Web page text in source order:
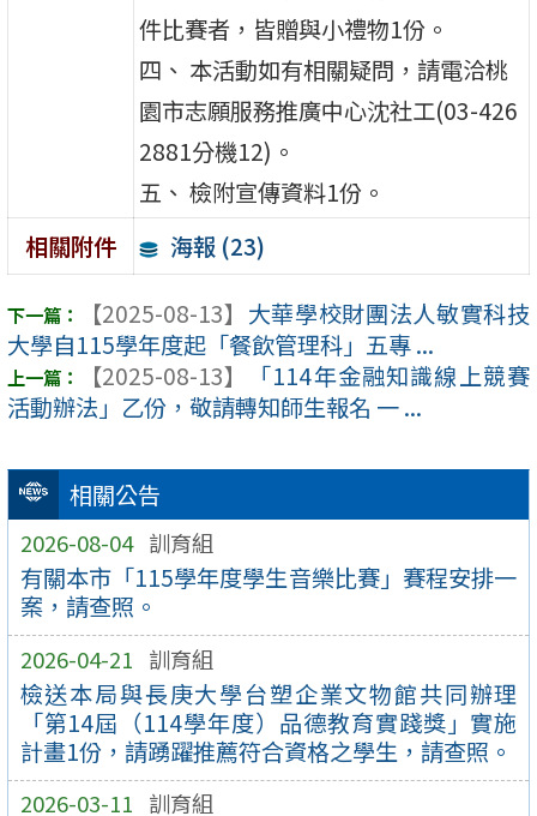
相關公告
2026-08-04 訓育組
有關本市「115學年度學生音樂比賽」賽程安排一
案，請查照。
2026-04-21 訓育組
檢送本局與長庚大學台塑企業文物館共同辦理
「第14屆（114學年度）品德教育實踐獎」實施
計畫1份，請踴躍推薦符合資格之學生，請查照。
2026-03-11 訓育組
件比賽者，皆贈與小禮物1份。
四、 本活動如有相關疑問，請電洽桃
園市志願服務推廣中心沈社工(03-426
2881分機12)。
五、 檢附宣傳資料1份。
相關附件
海報 (23)
【2025-08-13】 大華學校財團法人敏實科技
大學自115學年度起「餐飲管理科」五專 ...
【2025-08-13】
「114年金融知識線上競賽
活動辦法」乙份，敬請轉知師生報名 一 ...